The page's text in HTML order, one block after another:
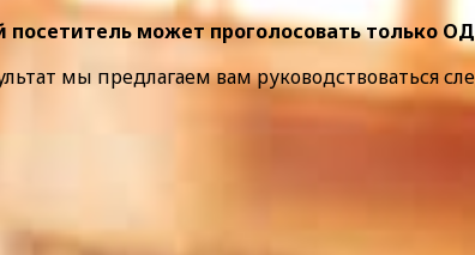
посетитель может проголосовать только
мы предлагаем вам руководствоваться